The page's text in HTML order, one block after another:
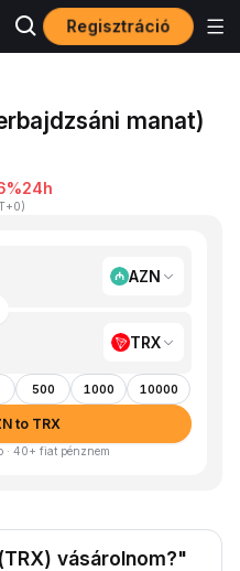
Regisztráció
manat)
24h
)
AZN
TRX
500 1000 10000
to TRX
· 40+ fiat pénznem
vásárolnom?"